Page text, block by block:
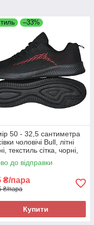
–33%
50 - 32,5 сантиметра
чоловічі Bull, літні
текстиль сітка, чорні,
з піни, легкі і
до відправки
₴/пара
₴/пара
Купити